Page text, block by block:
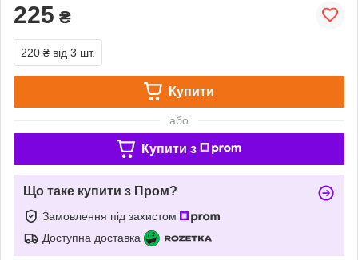
225 ₴
220 ₴ від 3 шт.
Купити
або
Купити з
Що таке купити з Пром?
Замовлення під захистом
Доступна доставка